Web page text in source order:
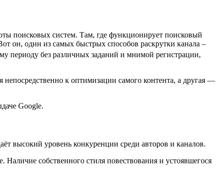
поисковых систем. Там, где функционирует поисковый
он, один из самых быстрых способов раскрутки канала –
периоду без различных заданий и мнимой регистрации,
к оптимизации самого контента, а другая —
Google.
высокий уровень конкуренции среди авторов и каналов.
собственного стиля повествования и устоявшегося